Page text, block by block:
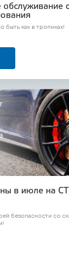
обслуживание
быть как в тропиках!
в июле на
безопасности со